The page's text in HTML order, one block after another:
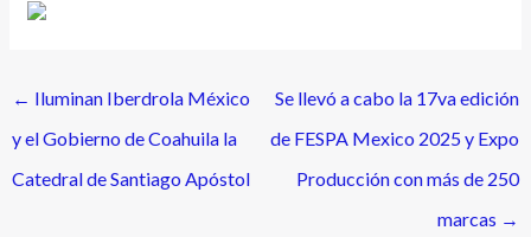
← Iluminan Iberdrola México
y el Gobierno de Coahuila la
Catedral de Santiago Apóstol
Se llevó a cabo la 17va edición
de FESPA Mexico 2025 y Expo
Producción con más de 250
marcas →